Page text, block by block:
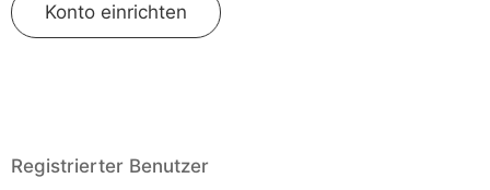
Konto einrichten
Registrierter Benutzer